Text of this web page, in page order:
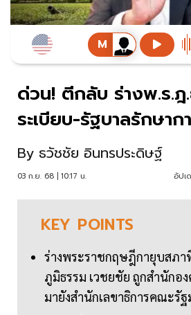
ด่วน! ตีกลับ ร่างพ.ร.
ระเบียบ-รัฐบาลรักษาก
By ธวัชชัย อินทรประดิษฐ์
03 ก.ย. 68 | 10:17 น. อัปเ
KEY POINTS
ร่างพระราชกฤษฎีกายุบสภา
ภูมิธรรม เวชยชัย ถูกสำนักอ
มายังสำนักเลขาธิการคณะรั